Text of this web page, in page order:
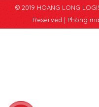
© 2019 HOANG LONG
Reserved | Phòng